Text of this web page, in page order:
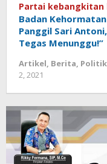
Partai kebangkitan
Badan Kehormatan
Panggil Sari
Tegas Menunggu!”
Artikel, Berita, Politik
2, 2021